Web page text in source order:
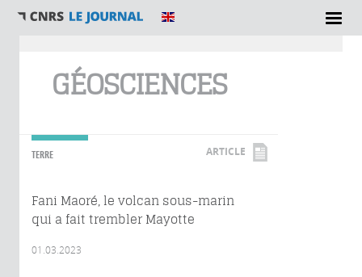
GÉOSCIENCES
TERRE ARTICLE
Fani Maoré, le volcan sous-marin
qui a fait trembler Mayotte
01.03.2023